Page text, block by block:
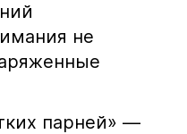
не
парней» —